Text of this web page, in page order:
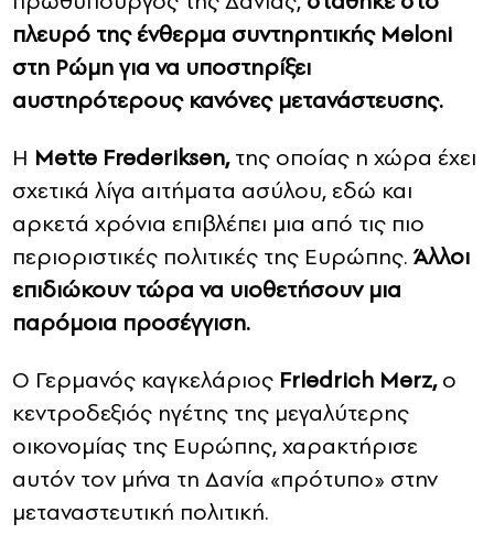
πλευρό της ένθερμα συντηρητικής Meloni
στη Ρώμη για να υποστηρίξει
αυστηρότερους κανόνες μετανάστευσης.
Η Mette Frederiksen,της οποίας η χώρα έχει
σχετικά λίγα αιτήματα ασύλου, εδώ και
αρκετά χρόνια επιβλέπει μια από τις πιο
περιοριστικές πολιτικές της Ευρώπης.Άλλοι
επιδιώκουν τώρα να υιοθετήσουν μια
παρόμοια προσέγγιση.
Ο Γερμανός καγκελάριος Friedrich Merz,ο
κεντροδεξιός ηγέτης της μεγαλύτερης
οικονομίας της Ευρώπης, χαρακτήρισε
αυτόν τον μήνα τη Δανία «πρότυπο» στην
μεταναστευτική πολιτική.